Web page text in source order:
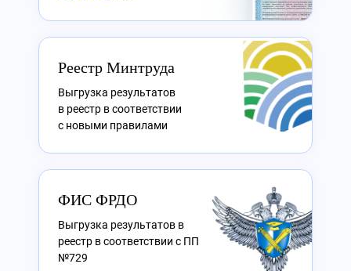
Реестр Минтруда
Выгрузка результатов
в реестр в соответствии
с новыми правилами
ФИС ФРДО
Выгрузка результатов в
реестр в соответствии с ПП
№729